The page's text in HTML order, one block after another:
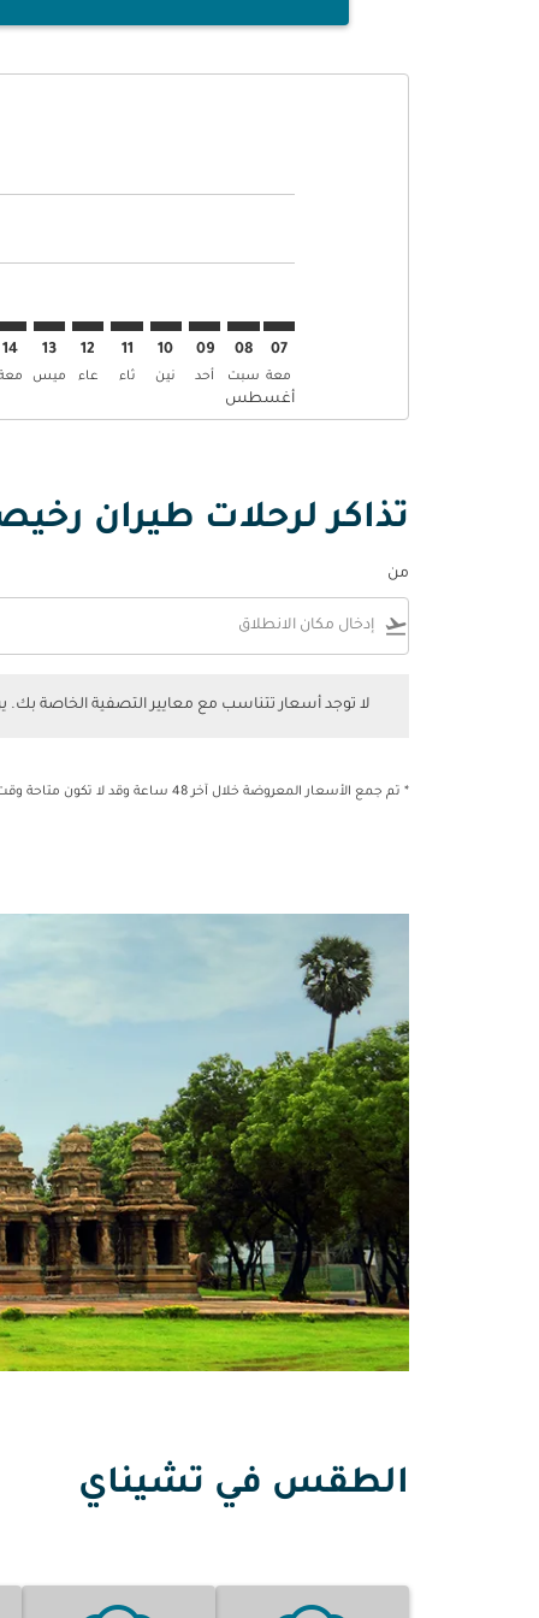
07
معة
أغسطس
08
سبت
09
أحد
10
نين
11
ثاء
12
عاء
13
ميس
14
تذاكر لرحلات طيران
من
flight_takeoff
لا توجد أسعار تتناسب مع معايير التصفية الخاصة
* تم جمع الأسعار المعروضة خلال آخر 48 ساعة وقد لا تكون متاحة وقت الحجز.
الطقس في تشيناي